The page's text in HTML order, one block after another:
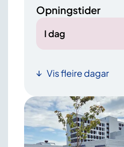
Opningstider
I dag
Vis fleire dagar